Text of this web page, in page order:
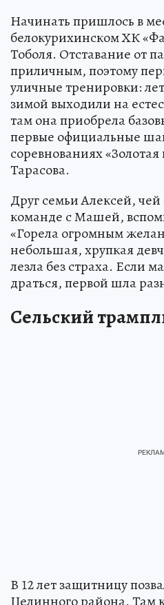
Начинать пришлось в
белокурихинском ХК
Тоболя. Отставание от
приличным, поэтому
уличные тренировки:
зимой выходили на
там она приобрела
первые официальные
соревнованиях
Тарасова.
Друг семьи Алексей,
команде с Машей,
«Горела огромным
небольшая, хрупкая
лезла без страха. Если
драться, первой шла
Сельский
В 12 лет защитницу